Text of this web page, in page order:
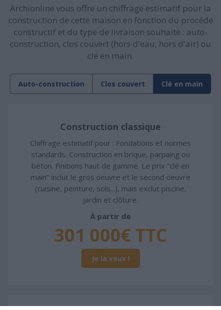
Archionline vous offre un chiffrage estimatif pour la
construction de cette maison en fonction du procédé
constructif et du type de livraison souhaité : auto-
construction, clos couvert (hors d'eau, hors d'air) ou
clé en main.
Auto-construction Clos couvert Clé en main
Construction classique
Chiffrage estimatif pour : Fondations et normes
standards. Construction en brique, parpaing ou
béton. Finitions haut de gamme. Le prix "clé en
main" inclut le gros oeuvre et le second oeuvre
(cuisine, peinture, sols...), mais exclut piscine,
jardin et clôture.
À partir de
301 000€ TTC
Je la veux !